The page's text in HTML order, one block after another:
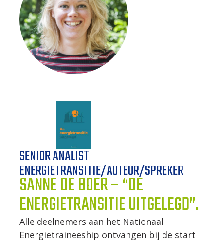
UW NETWERK
WERKWIJZE
UW PROJECT
SENIOR ANALIST
ENERGIETRANSITIE/AUTEUR/SPREKER
SANNE DE BOER – “DE
ENERGIETRANSITIE UITGELEGD”.
Alle deelnemers aan het Nationaal
Energietraineeship ontvangen bij de start